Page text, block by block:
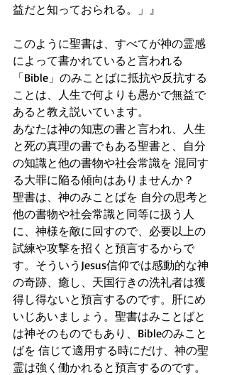
益だと知っておられる。」』
このように聖書は、すべてが神の霊感
によって書かれていると言われる
「Bible」のみことばに抵抗や反抗する
ことは、人生で何よりも愚かで無益で
あると教え説いています。
あなたは神の知恵の書と言われ、人生
と死の真理の書でもある聖書と、自分
の知識と他の書物や社会常識を 混同す
る大罪に陥る傾向はありませんか？
聖書は、神のみことばを 自分の思考と
他の書物や社会常識と同等に扱う人
に、神様を敵に回すので、必要以上の
試練や攻撃を招くと預言するからで
す。そういうJesus信仰では感動的な神
の奇跡、癒し、天国行きの洗礼者は獲
得し得ないと預言するのです。肝にめ
いじあいましょう。聖書はみことばと
は神そのものでもあり、Bibleのみこと
ばを 信じて適用する時にだけ、神の聖
霊は強く働かれると預言するのです。